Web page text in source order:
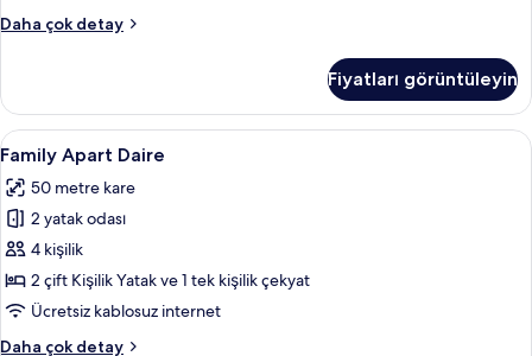
görün
Daha çok detay
Tek
(Fischerhaus)
hakkında
daha
detay
Fiyatları görüntüleyin
Family
Apart
Daire
için
tüm
fotoğrafları
görün
Family Apart Daire | Masa, ses
9
Family Apart Daire
50 metre kare
2 yatak odası
4 kişilik
2 çift Kişilik Yatak ve 1 tek kişilik çekyat
Ücretsiz kablosuz internet
Daha çok detay
Family